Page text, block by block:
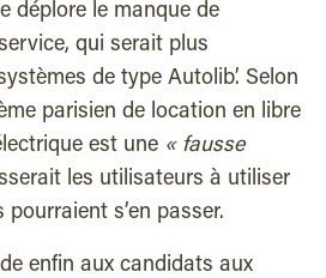
déplore le manque de
qui serait plus
de type Autolib’. Selon
parisien de location en libre
est une « fausse
les utilisateurs à utiliser
s’en passer.
enfin aux candidats aux